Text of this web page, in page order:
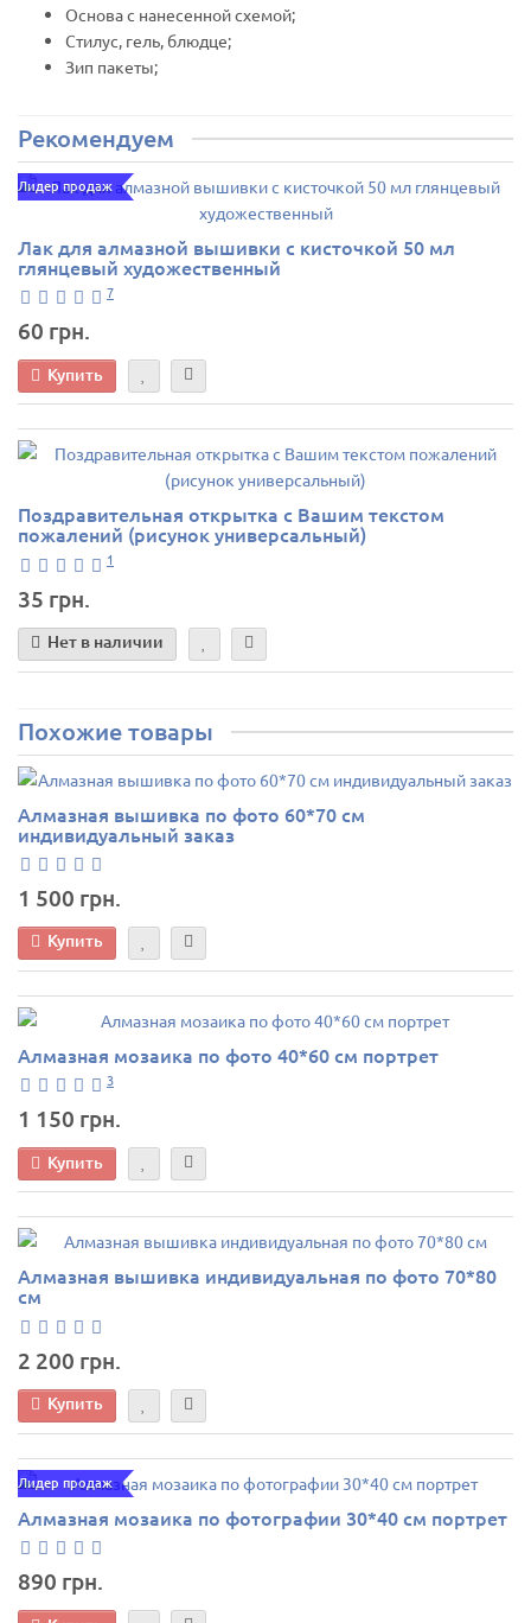
Основа с нанесенной схемой;
Стилус, гель, блюдце;
Зип пакеты;
Рекомендуем
Лидер продаж
Лак для алмазной вышивки с кисточкой 50 мл
глянцевый художественный
7
60 грн.
Купить
Поздравительная открытка с Вашим текстом
пожалений (рисунок универсальный)
1
35 грн.
Нет в наличии
Похожие товары
Алмазная вышивка по фото 60*70 см
индивидуальный заказ
1 500 грн.
Купить
Алмазная мозаика по фото 40*60 см портрет
3
1 150 грн.
Купить
Алмазная вышивка индивидуальная по фото 70*80
см
2 200 грн.
Купить
Лидер продаж
Алмазная мозаика по фотографии 30*40 см портрет
890 грн.